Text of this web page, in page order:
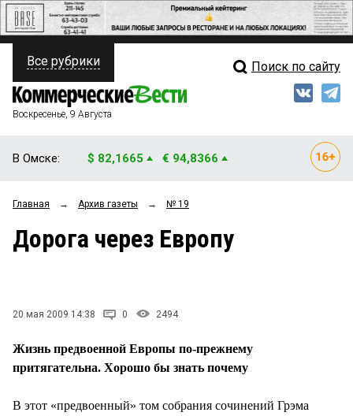
ПОЛИТИКА
ФИНАНСЫ
ОБЩЕСТВО
ЗАКОН
ПРОИСШЕСТВИЯ
СТИЛЬ ЖИЗНИ
Свежий выпуск
Рейтинги
Все рубрики Поиск по сайту
Воскресенье, 9 Августа
В Омске: $ 82,1665 € 94,8366
Главная → Архив газеты → № 19
Дорога через Европу
20 мая 2009 14:38 0 2494
Жизнь предвоенной Европы по-прежнему
притягательна. Хорошо бы знать почему
В этот «предвоенный» том собрания сочинений Грэма